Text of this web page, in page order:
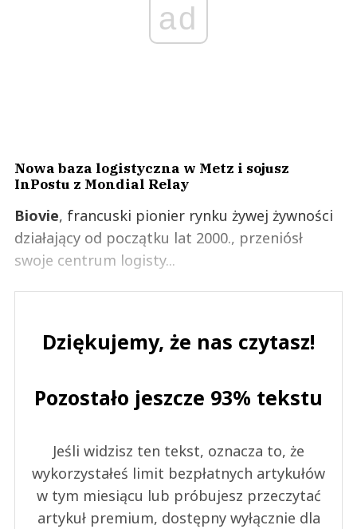
ad
Nowa baza logistyczna w Metz i sojusz
InPostu z Mondial Relay
Biovie, francuski pionier rynku żywej żywności
działający od początku lat 2000., przeniósł
swoje centrum logisty...
Dziękujemy, że nas czytasz!
Pozostało jeszcze 93% tekstu
Jeśli widzisz ten tekst, oznacza to, że
wykorzystałeś limit bezpłatnych artykułów
w tym miesiącu lub próbujesz przeczytać
artykuł premium, dostępny wyłącznie dla